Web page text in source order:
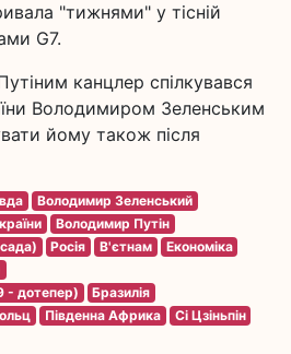
"тижнями" у тісній
G7.
канцлер спілкувався
Володимиром Зеленським
йому також після
Володимир Зеленський
Володимир Путін
Росія В'єтнам
Економіка
- дотепер)
Бразилія
Південна Африка
Сі Цзіньпін